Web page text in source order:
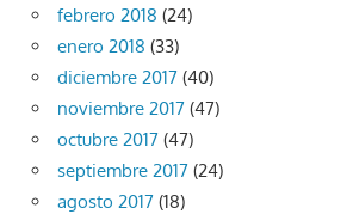
febrero 2018 (24)
enero 2018 (33)
diciembre 2017 (40)
noviembre 2017 (47)
octubre 2017 (47)
septiembre 2017 (24)
agosto 2017 (18)